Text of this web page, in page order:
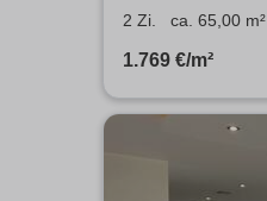
2 Zi. ca. 65,00 m²
1.769 €/m²